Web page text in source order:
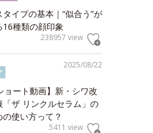
タイプの基本｜“似合う”が
16種類の顔印象
238957 view
2025/08/22
ョート動画】新・シワ改
「ザ リンクルセラム」の
の使い方って？
5411 view